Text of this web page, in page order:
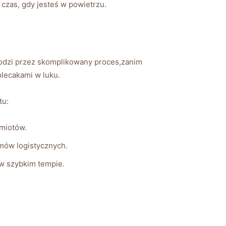
gdy jesteś w powietrzu.
przez skomplikowany proces,zanim
w luku.
logistycznych.
szybkim tempie.